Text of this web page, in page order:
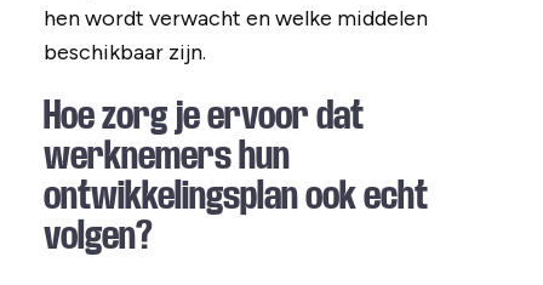
hen wordt verwacht en welke middelen
beschikbaar zijn.
Hoe zorg je ervoor dat
werknemers hun
ontwikkelingsplan ook echt
volgen?